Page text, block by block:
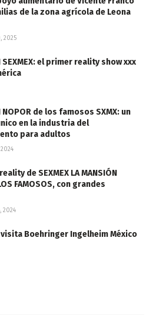
de la zona agrícola de Leona
2025
SEXMEX: el primer reality show xxx
NOPOR de los famosos SXMX: un
en la industria del
para adultos
de SEXMEX LA MANSIÓN
FAMOSOS, con grandes
2024
Boehringer Ingelheim México